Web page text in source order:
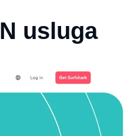
usluga